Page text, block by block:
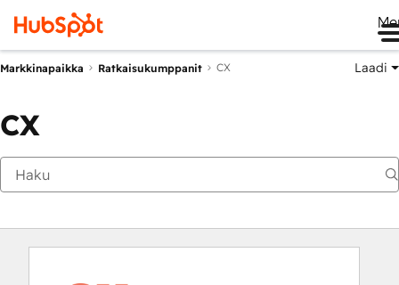
Markkinapaikka Ratkaisukumppanit CX Laadi
CX